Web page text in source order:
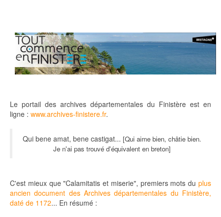
Le portail des archives départementales du Finistère est en
ligne : www.archives-finistere.fr.
Qui bene amat, bene castigat... [Qui aime bien, châtie bien.
Je n'ai pas trouvé d'équivalent en breton]
C'est mieux que "Calamitatis et miserie", premiers mots du plus
ancien document des Archives départementales du Finistère,
daté de 1172... En résumé :